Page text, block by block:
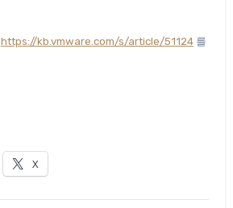
https://kb.vmware.com/s/article/51124를
X